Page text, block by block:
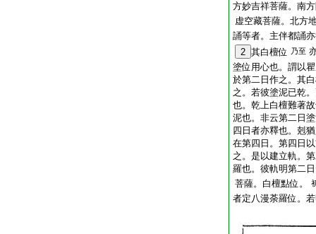
方妙吉祥菩薩。南
虚空藏菩薩。北方
誦等者。主伴都誦
2 其白檀位 乃至
塗位用心也。謂以
於第二日作之。其
之。若彼塗泥已乾
也。乾上白檀難著
泥也。非云第二日
四日者亦釋也。剋
在第四日。第四日
之。是以建立軌。
羅也。彼軌明第二
菩薩。白檀點位。
者定八漫荼羅位。